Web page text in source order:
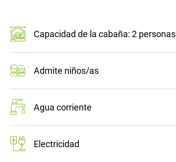
Capacidad de la cabaña: 2 personas
Admite niños/as
Agua corriente
Electricidad